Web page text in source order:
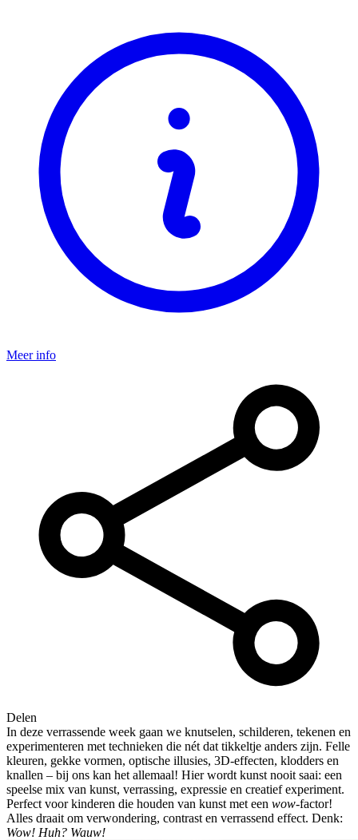
Meer info
Delen
In deze verrassende week gaan we knutselen, schilderen, tekenen en
experimenteren met technieken die nét dat tikkeltje anders zijn. Felle
kleuren, gekke vormen, optische illusies, 3D-effecten, klodders en
knallen – bij ons kan het allemaal! Hier wordt kunst nooit saai: een
speelse mix van kunst, verrassing, expressie en creatief experiment.
Perfect voor kinderen die houden van kunst met een wow-factor!
Alles draait om verwondering, contrast en verrassend effect. Denk:
Wow! Huh? Wauw!